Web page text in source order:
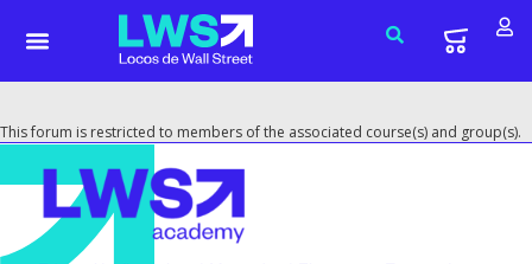
This forum is restricted to members of the associated course(s) and group(s).